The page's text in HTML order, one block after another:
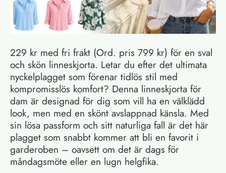
229 kr med fri frakt (Ord. pris 799 kr) för en sval
och skön linneskjorta. Letar du efter det ultimata
nyckelplagget som förenar tidlös stil med
kompromisslös komfort? Denna linneskjorta för
dam är designad för dig som vill ha en välklädd
look, men med en skönt avslappnad känsla. Med
sin lösa passform och sitt naturliga fall är det här
plagget som snabbt kommer att bli en favorit i
garderoben – oavsett om det är dags för
måndagsmöte eller en lugn helgfika.